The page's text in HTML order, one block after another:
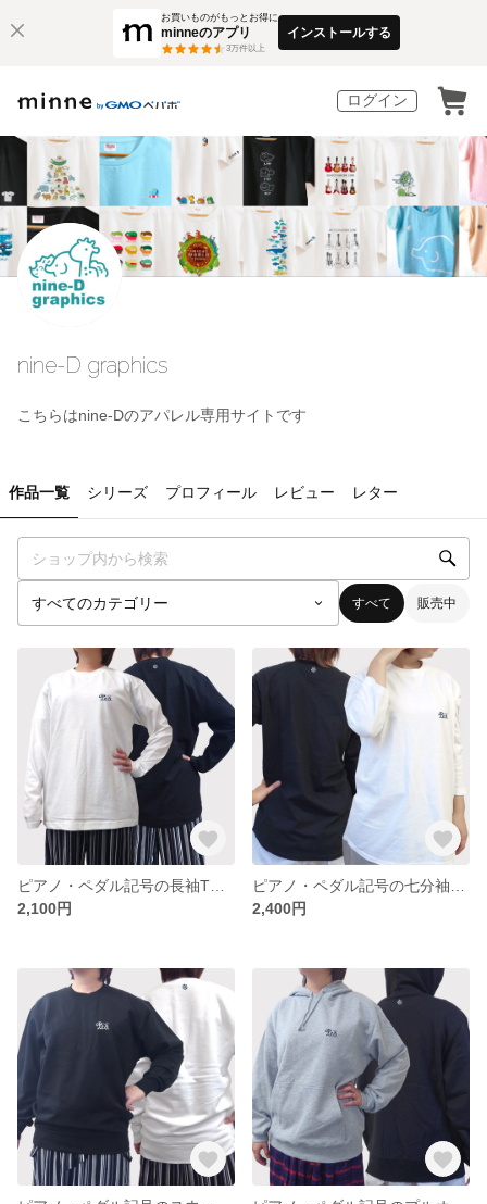
お買いものがもっとお得に
minneのアプリ
3万件以上
インストールする
ログイン
nine-D graphics
こちらはnine-Dのアパレル専用サイトです
作品一覧 シリーズ プロフィール レビュー レター
すべて 販売中
2,100円
2,400円